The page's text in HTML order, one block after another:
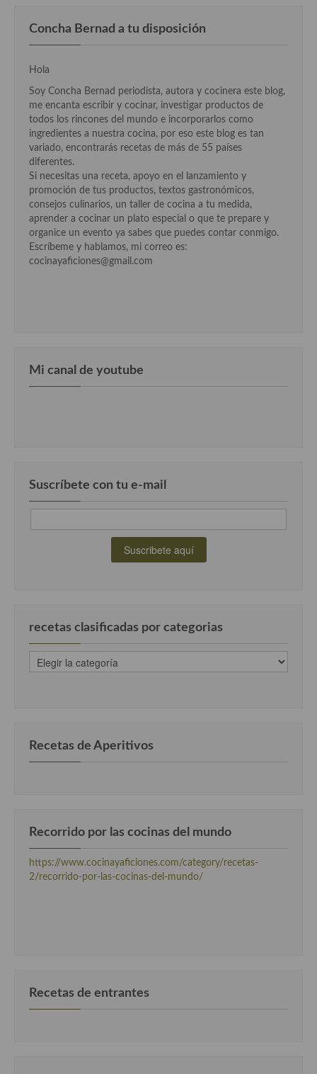
Cocina Catalana
Cocina Gallega
Cocina Madrileña
Cocina Murciana
Cocina Navarra
Cocina Riojana
Cocina Valenciana
Cocina Vasca
Cocina Belga
Cocina de la Republica Checa
Cocina de Polonia
Cocina Griega
Cocina Holandesa
Cocina Italiana
Cocina Sueca
Concha Bernad a tu disposición
Hola
Soy Concha Bernad periodista, autora y cocinera este blog,
me encanta escribir y cocinar, investigar productos de
todos los rincones del mundo e incorporarlos como
ingredientes a nuestra cocina, por eso este blog es tan
variado, encontrarás recetas de más de 55 países
diferentes.
Si necesitas una receta, apoyo en el lanzamiento y
promoción de tus productos, textos gastronómicos,
consejos culinarios, un taller de cocina a tu medida,
aprender a cocinar un plato especial o que te prepare y
organice un evento ya sabes que puedes contar conmigo.
Escríbeme y hablamos, mi correo es:
cocinayaficiones@gmail.com
Mi canal de youtube
Suscríbete con tu e-mail
recetas clasificadas por categorias
recetas
clasificadas
Recetas de Aperitivos
Recorrido por las cocinas del mundo
https://www.cocinayaficiones.com/category/recetas-
2/recorrido-por-las-cocinas-del-mundo/
Recetas de entrantes